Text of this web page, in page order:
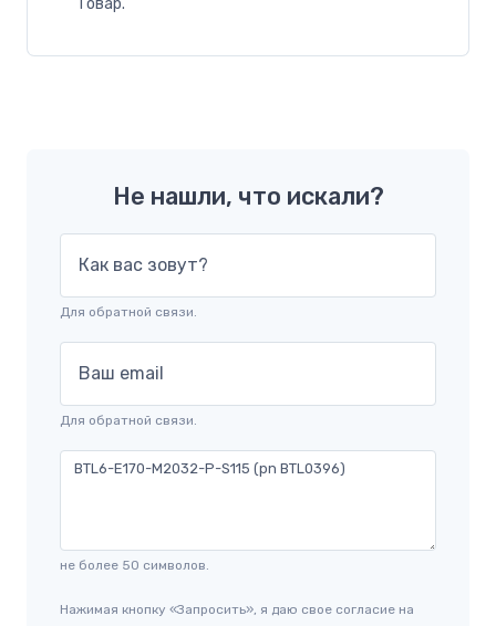
Не нашли, что искали?
Как вас зовут?
Для обратной связи.
Ваш email
Для обратной связи.
не более 50 символов.
Нажимая кнопку «Запросить», я даю свое согласие на